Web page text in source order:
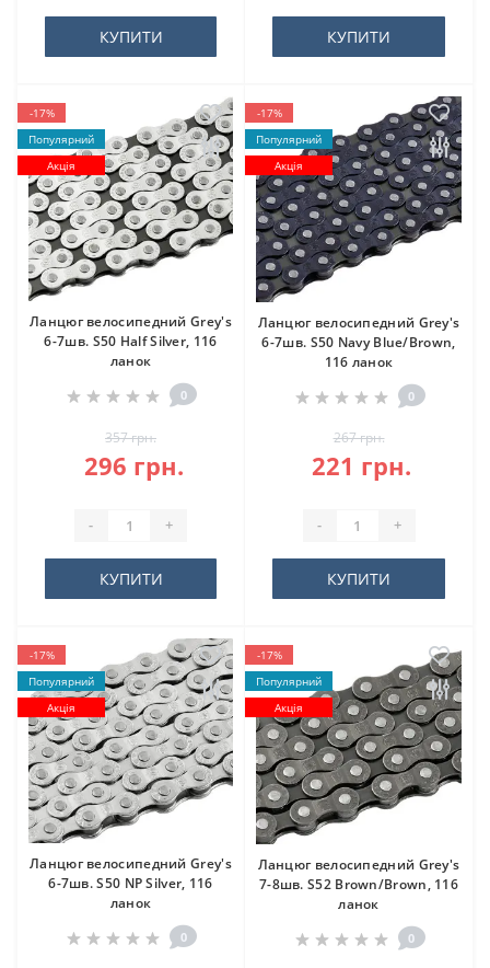
КУПИТИ КУПИТИ
-17%
Популярний
Акція
Ланцюг велосипедний Grey's
6-7шв. S50 Half Silver, 116
ланок
0
357 грн.
296 грн.
- +
КУПИТИ
-17%
Популярний
Акція
Ланцюг велосипедний Grey's
6-7шв. S50 Navy Blue/Brown,
116 ланок
0
267 грн.
221 грн.
- +
КУПИТИ
-17%
Популярний
Акція
Ланцюг велосипедний Grey's
6-7шв. S50 NP Silver, 116
ланок
0
-17%
Популярний
Акція
Ланцюг велосипедний Grey's
7-8шв. S52 Brown/Brown, 116
ланок
0